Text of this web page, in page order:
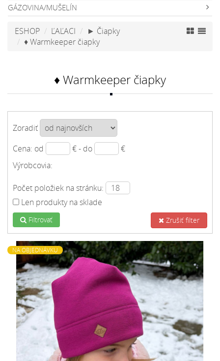
GÁZOVINA/MUŠELÍN
ESHOP ĽAĽACI
► Čiapky
♦ Warmkeeper čiapky
♦ Warmkeeper čiapky
Zoradiť
Cena: od
€ - do
€
Výrobcovia:
Počet položiek na stránku:
Len produkty na sklade
Filtrovať Zrušiť filter
NA OBJEDNÁVKU